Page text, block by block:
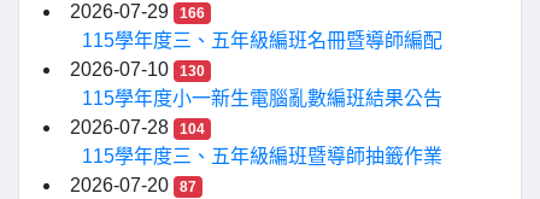
2026-07-29
166
115學年度三、五年級編班名冊暨導師編配
2026-07-10
130
115學年度小一新生電腦亂數編班結果公告
2026-07-28
104
115學年度三、五年級編班暨導師抽籤作業
2026-07-20
87